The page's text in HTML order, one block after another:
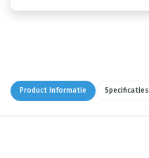
Product informatie Specificaties